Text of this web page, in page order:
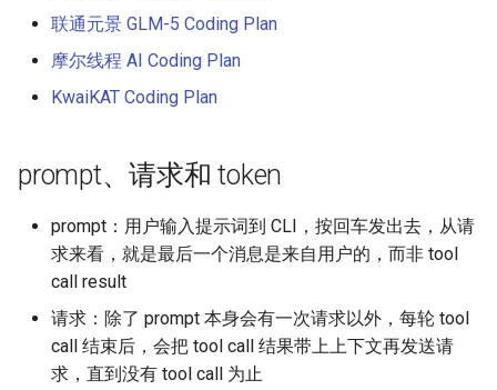
联通元景 GLM-5 Coding Plan
摩尔线程 AI Coding Plan
KwaiKAT Coding Plan
prompt、请求和 token
prompt：用户输入提示词到 CLI，按回车发出去，从请
求来看，就是最后一个消息是来自用户的，而非 tool
call result
请求：除了 prompt 本身会有一次请求以外，每轮 tool
call 结束后，会把 tool call 结果带上上下文再发送请
求，直到没有 tool call 为止